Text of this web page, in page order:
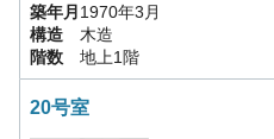
築年月1970年3月
構造
木造
階数
地上1階
20号室